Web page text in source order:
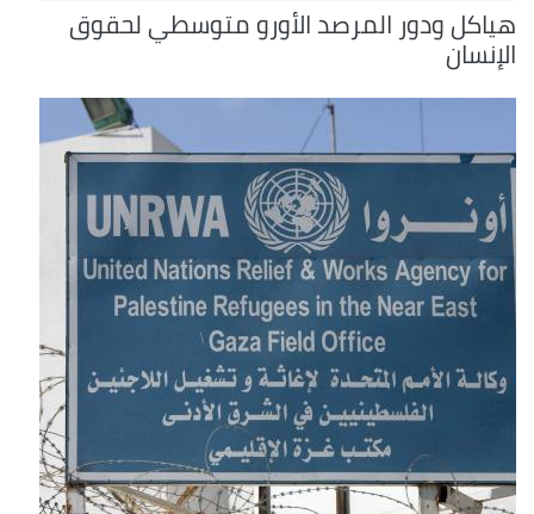
هياكل ودور المرصد الأورو متوسطي لحقوق
الإنسان